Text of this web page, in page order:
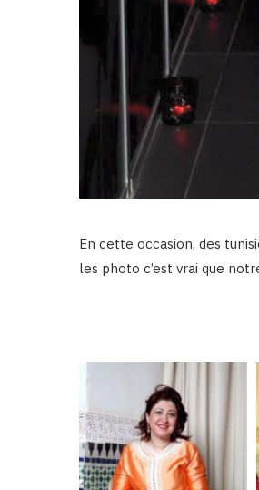
En cette occasion, des
les photo c’est vrai que